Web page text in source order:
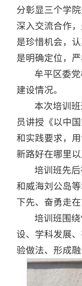
分彰显三个学
深入交流合作
是珍惜机会，
是明确定位，
牟平区委
建设情况。
本次培训
员讲授《以中
和实践要求，
新路好在哪里
培训班先
和威海刘公岛
下先、奋勇走在
培训班围
设、学科发展
验做法、形成融